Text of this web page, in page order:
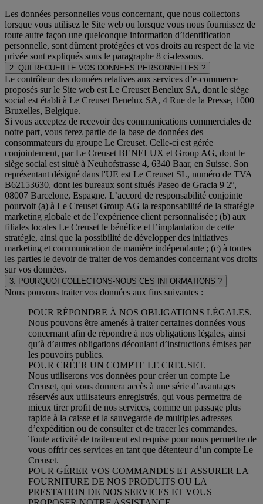
Les données personnelles vous concernant, que nous collectons
lorsque vous utilisez le Site web ou lorsque vous nous fournissez de
toute autre façon une quelconque information d’identification
personnelle, sont dûment protégées et vos droits au respect de la vie
privée sont expliqués sous le paragraphe 8 ci-dessous.
2. QUI RECUEILLE VOS DONNEES PERSONNELLES ?
Le contrôleur des données relatives aux services d’e-commerce
proposés sur le Site web est Le Creuset Benelux SA, dont le siège
social est établi à Le Creuset Benelux SA, 4 Rue de la Presse, 1000
Bruxelles, Belgique.
Si vous acceptez de recevoir des communications commerciales de
notre part, vous ferez partie de la base de données des
consommateurs du groupe Le Creuset. Celle-ci est gérée
conjointement, par Le Creuset BENELUX et Group AG, dont le
siège social est situé à Neuhofstrasse 4, 6340 Baar, en Suisse. Son
représentant désigné dans l'UE est Le Creuset SL, numéro de TVA
B62153630, dont les bureaux sont situés Paseo de Gracia 9 2º,
08007 Barcelone, Espagne. L’accord de responsabilité conjointe
pourvoit (a) à Le Creuset Group AG la responsabilité de la stratégie
marketing globale et de l’expérience client personnalisée ; (b) aux
filiales locales Le Creuset le bénéfice et l’implantation de cette
stratégie, ainsi que la possibilité de développer des initiatives
marketing et communication de manière indépendante ; (c) à toutes
les parties le devoir de traiter de vos demandes concernant vos droits
sur vos données.
3. POURQUOI COLLECTONS-NOUS CES INFORMATIONS ?
Nous pouvons traiter vos données aux fins suivantes :
POUR RÉPONDRE À NOS OBLIGATIONS LÉGALES.
Nous pouvons être amenés à traiter certaines données vous
concernant afin de répondre à nos obligations légales, ainsi
qu’à d’autres obligations découlant d’instructions émises par
les pouvoirs publics.
POUR CRÉER UN COMPTE LE CREUSET.
Nous utiliserons vos données pour créer un compte Le
Creuset, qui vous donnera accès à une série d’avantages
réservés aux utilisateurs enregistrés, qui vous permettra de
mieux tirer profit de nos services, comme un passage plus
rapide à la caisse et la sauvegarde de multiples adresses
d’expédition ou de consulter et de tracer les commandes.
Toute activité de traitement est requise pour nous permettre de
vous offrir ces services en tant que détenteur d’un compte Le
Creuset.
POUR GÉRER VOS COMMANDES ET ASSURER LA
FOURNITURE DE NOS PRODUITS OU LA
PRESTATION DE NOS SERVICES ET VOUS